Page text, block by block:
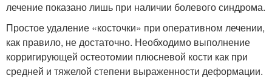
лечение показано лишь при наличии болевого синдрома.
Простое удаление «косточки» при оперативном лечении,
как правило, не достаточно. Необходимо выполнение
корригирующей остеотомии плюсневой кости как при
средней и тяжелой степени выраженности деформации.